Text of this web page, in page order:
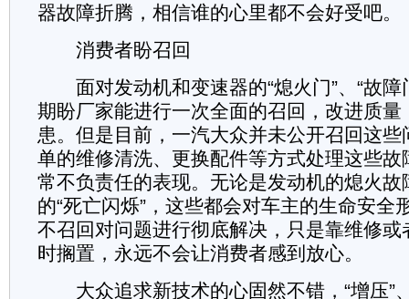
器故障折腾，相信谁的心里都不会好受吧。
消费者盼召回
面对发动机和变速器的“熄火门”、“故障
期盼厂家能进行一次全面的召回，改进质量
患。但是目前，一汽大众并未公开召回这
单的维修清洗、更换配件等方式处理这些
常不负责任的表现。无论是发动机的熄火故
的“死亡闪烁”，这些都会对车主的生命安全
不召回对问题进行彻底解决，只是靠维修
时搁置，永远不会让消费者感到放心。
大众追求新技术的心固然不错，“增压”、